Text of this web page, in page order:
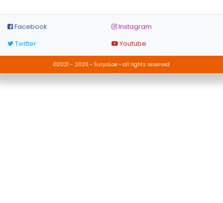
Facebook
Instagram
Twitter
Youtube
©2021 - 2026 • SuryaLoe • all rights reserved